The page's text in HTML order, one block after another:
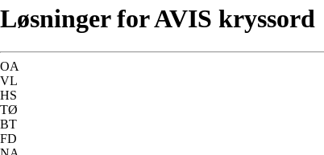
Løsninger for AVIS kryssord
OA
VL
HS
TØ
BT
FD